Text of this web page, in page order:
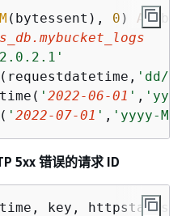
(bytessent), 0 ) AS
'dd/
' 2022-06-01 ' ,
' 2022-07-01 ' , 'yyyy-
5xx 错误的请求 ID